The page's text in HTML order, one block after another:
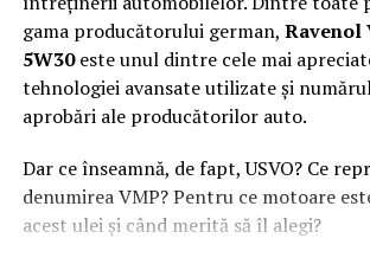
gama producătorului german, Ravenol
5W30este unul dintre cele mai
tehnologiei avansate utilizate și
aprobări ale producătorilor auto.
Dar ce înseamnă, de fapt, USVO? Ce
denumirea VMP? Pentru ce motoare
acest ulei și când merită să îl alegi?